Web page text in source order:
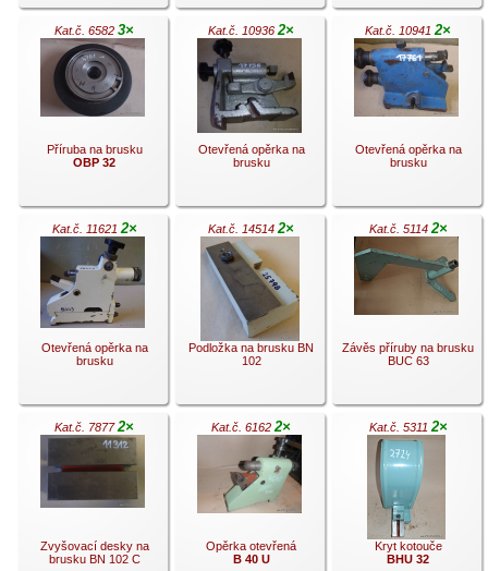
. . .
Kat.č. 6582 3×
Příruba na brusku
OBP 32
.
Kat.č. 10936 2×
Otevřená opěrka na
brusku
Kat.č. 10941 2×
Otevřená opěrka na
brusku
Kat.č. 11621 2×
Otevřená opěrka na
brusku
Kat.č. 14514 2×
Podložka na brusku BN
102
.
Kat.č. 5114 2×
Závěs příruby na brusku
BUC 63
Kat.č. 78772×
Zvyšovací desky na
brusku BN 102 C
Kat.č. 6162 2×
Opěrka otevřená
B 40 U
Kat.č. 5311 2×
Kryt kotouče
BHU 32